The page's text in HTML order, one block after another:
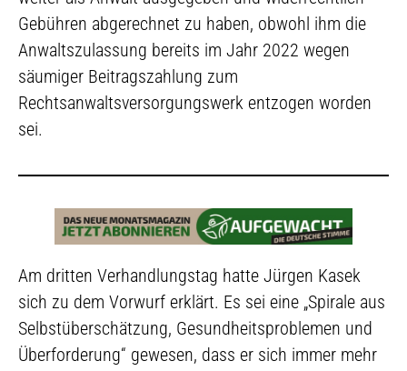
Gebühren abgerechnet zu haben, obwohl ihm die
Anwaltszulassung bereits im Jahr 2022 wegen
säumiger Beitragszahlung zum
Rechtsanwaltsversorgungswerk entzogen worden
sei.
Am dritten Verhandlungstag hatte Jürgen Kasek
sich zu dem Vorwurf erklärt. Es sei eine „Spirale aus
Selbstüberschätzung, Gesundheitsproblemen und
Überforderung“ gewesen, dass er sich immer mehr